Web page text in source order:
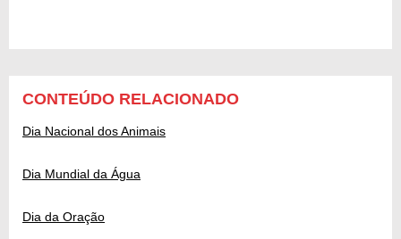
CONTEÚDO RELACIONADO
Dia Nacional dos Animais
Dia Mundial da Água
Dia da Oração